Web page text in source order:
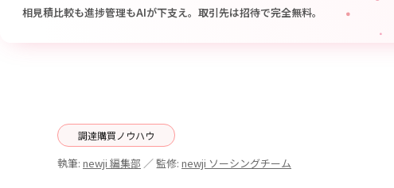
相見積比較も進捗管理もAIが下支え。取引先は招待で完全無料。
調達購買ノウハウ
執筆: newji 編集部 ／ 監修: newji ソーシングチーム